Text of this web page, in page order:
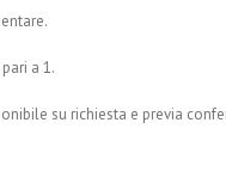
a 1.
su richiesta e previa